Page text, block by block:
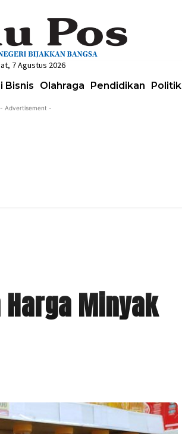
7 Agustus 2026
Bisnis Olahraga Pendidikan Politik
- Advertisement -
Minyak